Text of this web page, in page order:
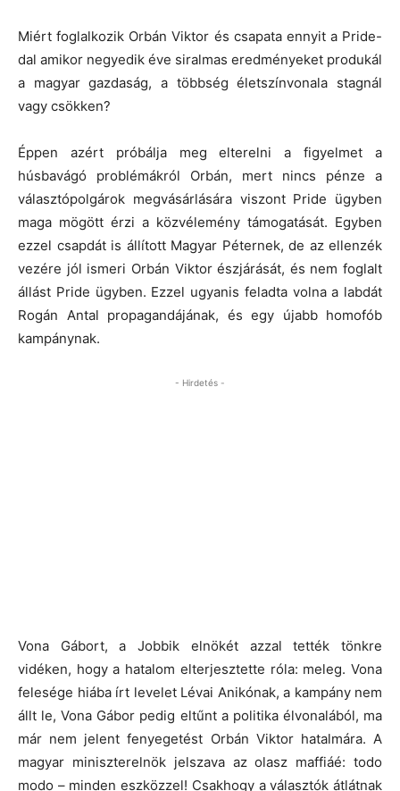
Miért foglalkozik Orbán Viktor és csapata ennyit a Pride-
dal amikor negyedik éve siralmas eredményeket produkál
a magyar gazdaság, a többség életszínvonala stagnál
vagy csökken?
Éppen azért próbálja meg elterelni a figyelmet a
húsbavágó problémákról Orbán, mert nincs pénze a
választópolgárok megvásárlására viszont Pride ügyben
maga mögött érzi a közvélemény támogatását. Egyben
ezzel csapdát is állított Magyar Péternek, de az ellenzék
vezére jól ismeri Orbán Viktor észjárását, és nem foglalt
állást Pride ügyben. Ezzel ugyanis feladta volna a labdát
Rogán Antal propagandájának, és egy újabb homofób
kampánynak.
- Hirdetés -
Vona Gábort, a Jobbik elnökét azzal tették tönkre
vidéken, hogy a hatalom elterjesztette róla: meleg. Vona
felesége hiába írt levelet Lévai Anikónak, a kampány nem
állt le, Vona Gábor pedig eltűnt a politika élvonalából, ma
már nem jelent fenyegetést Orbán Viktor hatalmára. A
magyar miniszterelnök jelszava az olasz maffiáé: todo
modo – minden eszközzel! Csakhogy a választók átlátnak